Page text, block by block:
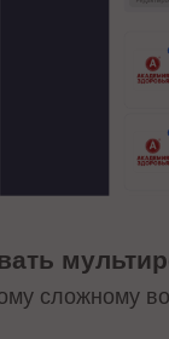
сложному